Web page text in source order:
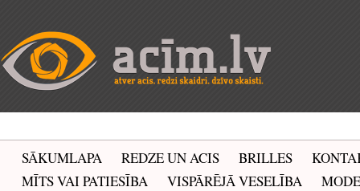
SĀKUMLAPA REDZE UN ACIS BRILLES
MĪTS VAI PATIESĪBA
VISPĀRĒJĀ VESELĪBA MODE